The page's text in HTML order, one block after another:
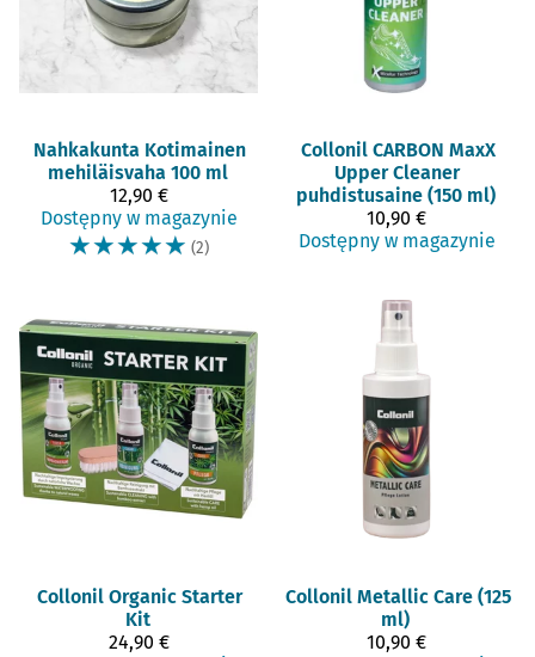
Nahkakunta Kotimainen
mehiläisvaha 100 ml
12,90 €
Dostępny w magazynie
☆☆☆☆☆ (2)
Collonil CARBON MaxX
Upper Cleaner
puhdistusaine (150 ml)
10,90 €
Dostępny w magazynie
Collonil Organic Starter
Kit
24,90 €
Collonil Metallic Care (125
ml)
10,90 €